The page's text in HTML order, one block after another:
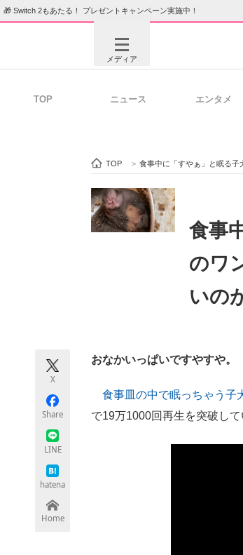
🎁 Switch 2もあたる！ プレゼントキャンペーン実施中！
メディア
ビジネスと働き方のヒント
ITエンジニア向け専門サイト
ちょっと気になるネットの話題
TOP ニュース エンタメ
TOP > 食事中に「すやぁ」と眠る
食事
のワ
いの
X
Share
LINE
hatena
Home
おなかいっぱいですやすや。
食事皿の中で眠っちゃう子
で19万1000回再生を突破し